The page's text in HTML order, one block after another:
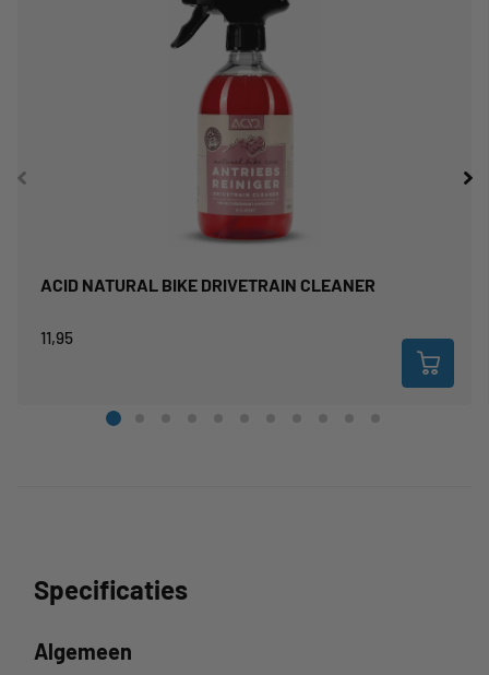
ACID NATURAL BIKE DRIVETRAIN CLEANER
11,95
Specificaties
Algemeen